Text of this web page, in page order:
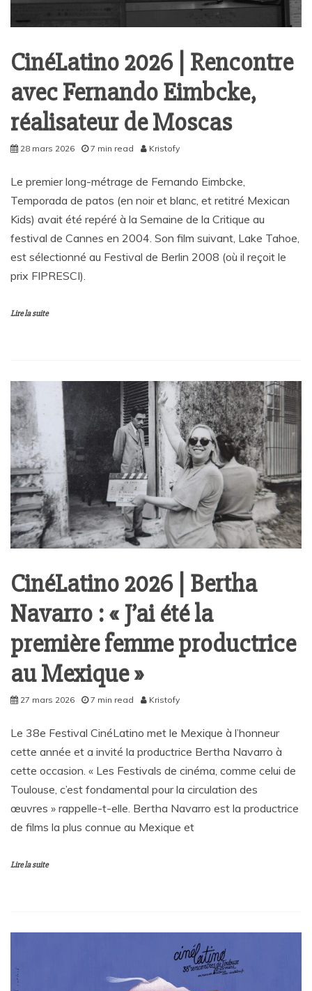
CinéLatino 2026 | Rencontre
avec Fernando Eimbcke,
réalisateur de Moscas
28 mars 2026 7 min read Kristofy
Le premier long-métrage de Fernando Eimbcke,
Temporada de patos (en noir et blanc, et retitré Mexican
Kids) avait été repéré à la Semaine de la Critique au
festival de Cannes en 2004. Son film suivant, Lake Tahoe,
est sélectionné au Festival de Berlin 2008 (où il reçoit le
prix FIPRESCI).
Lire la suite
CinéLatino 2026 | Bertha
Navarro : « J’ai été la
première femme productrice
au Mexique »
27 mars 2026 7 min read Kristofy
Le 38e Festival CinéLatino met le Mexique à l’honneur
cette année et a invité la productrice Bertha Navarro à
cette occasion. « Les Festivals de cinéma, comme celui de
Toulouse, c’est fondamental pour la circulation des
œuvres » rappelle-t-elle. Bertha Navarro est la productrice
de films la plus connue au Mexique et
Lire la suite